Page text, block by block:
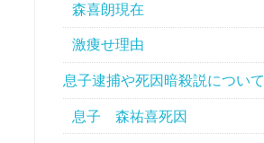
森喜朗現在
激痩せ理由
息子逮捕や死因暗殺説について
息子 森祐喜死因